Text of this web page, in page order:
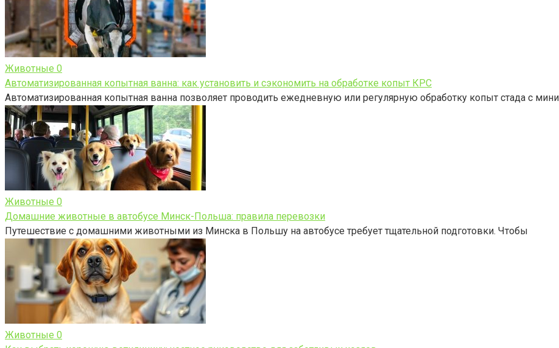
Животные 0
Автоматизированная копытная ванна: как установить и сэкономить на обработке копыт КРС
Автоматизированная копытная ванна позволяет проводить ежедневную или регулярную обработку копыт стада с
Животные 0
Домашние животные в автобусе Минск-Польша: правила перевозки
Путешествие с домашними животными из Минска в Польшу на автобусе требует тщательной подготовки. Чтобы
Животные 0